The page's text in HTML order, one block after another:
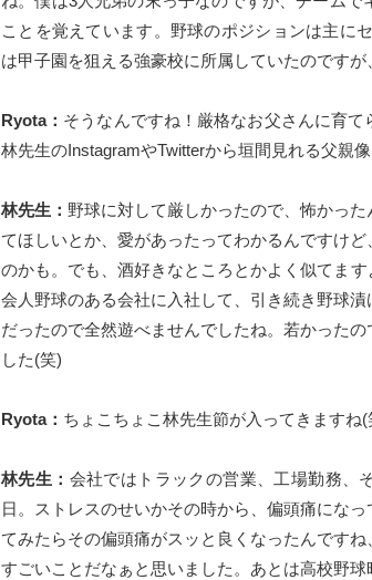
ことを覚えています。野球のポジションは主に
は甲子園を狙える強豪校に所属していたのですが
Ryota： そうなんですね！厳格なお父さんに育
林先生のInstagramやTwitterから垣間見れる父親
林先生： 野球に対して厳しかったので、怖かっ
てほしいとか、愛があったってわかるんですけ
のかも。でも、酒好きなところとかよく似てま
会人野球のある会社に入社して、引き続き野球
だったので全然遊べませんでしたね。若かった
した(笑)
Ryota： ちょこちょこ林先生節が入ってきますね(
林先生： 会社ではトラックの営業、工場勤務、
日。ストレスのせいかその時から、偏頭痛にな
てみたらその偏頭痛がスッと良くなったんです
すごいことだなぁと思いました。あとは高校野